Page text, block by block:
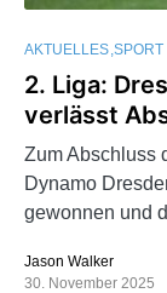
AKTUELLES SPORT
2. Liga:
verlässt
Zum Abschluss
Dynamo
gewonnen und
Jason Walker
30. November 2025